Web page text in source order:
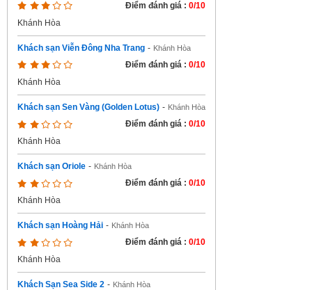
Điểm đánh giá : 0/10
Khánh Hòa
Khách sạn Viễn Đông Nha Trang - Khánh Hòa
Điểm đánh giá : 0/10
Khánh Hòa
Khách sạn Sen Vàng (Golden Lotus) - Khánh Hòa
Điểm đánh giá : 0/10
Khánh Hòa
Khách sạn Oriole - Khánh Hòa
Điểm đánh giá : 0/10
Khánh Hòa
Khách sạn Hoàng Hải - Khánh Hòa
Điểm đánh giá : 0/10
Khánh Hòa
Khách Sạn Sea Side 2 - Khánh Hòa